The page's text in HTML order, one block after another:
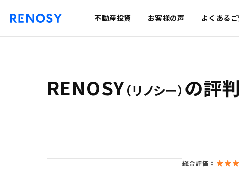
不動産投資 お客様の声 よくある
RENOSY（リノシー） の評
総合評価：